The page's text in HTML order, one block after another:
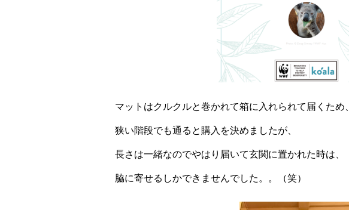
マットはクルクルと巻かれて箱に入れられて届くため、
狭い階段でも通ると購入を決めましたが、
長さは一緒なのでやはり届いて玄関に置かれた時は、
脇に寄せるしかできませんでした。。（笑）